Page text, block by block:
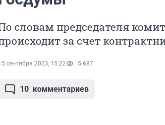
словам председателя
за счет
сентября 2023, 15:22 5 687
10 комментариев